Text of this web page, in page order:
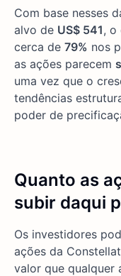
Com base nesses
alvo de US$ 541, o
cerca de 79% nos
as ações parecem
uma vez que o
tendências
poder de
Quanto as
subir daqui
Os investidores
ações da
valor que qualquer